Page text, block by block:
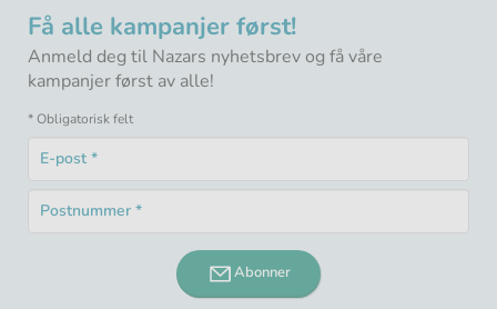
Få alle kampanjer først!
Anmeld deg til Nazars nyhetsbrev og få våre
kampanjer først av alle!
* Obligatorisk felt
E-
post
felt
Postnummer
Obligatorisk
Abonner